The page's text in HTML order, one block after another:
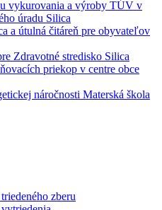
vykurovania a výroby TÚV v
úradu Silica
a útulná čitáreň pre obyvateľov
Zdravotné stredisko Silica
priekop v centre obce
náročnosti Materská škola
zberu